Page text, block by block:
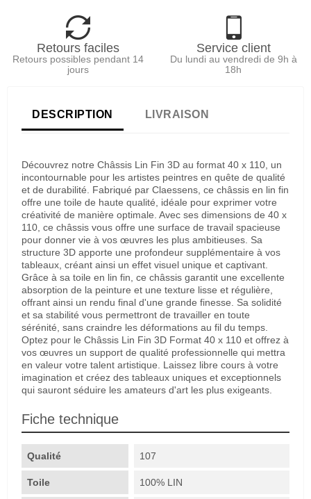
Retours faciles
Retours possibles pendant 14
jours
Service client
Du lundi au vendredi de 9h à
18h
DESCRIPTION LIVRAISON
Découvrez notre Châssis Lin Fin 3D au format 40 x 110, un
incontournable pour les artistes peintres en quête de qualité
et de durabilité. Fabriqué par Claessens, ce châssis en lin fin
offre une toile de haute qualité, idéale pour exprimer votre
créativité de manière optimale. Avec ses dimensions de 40 x
110, ce châssis vous offre une surface de travail spacieuse
pour donner vie à vos œuvres les plus ambitieuses. Sa
structure 3D apporte une profondeur supplémentaire à vos
tableaux, créant ainsi un effet visuel unique et captivant.
Grâce à sa toile en lin fin, ce châssis garantit une excellente
absorption de la peinture et une texture lisse et régulière,
offrant ainsi un rendu final d'une grande finesse. Sa solidité
et sa stabilité vous permettront de travailler en toute
sérénité, sans craindre les déformations au fil du temps.
Optez pour le Châssis Lin Fin 3D Format 40 x 110 et offrez à
vos œuvres un support de qualité professionnelle qui mettra
en valeur votre talent artistique. Laissez libre cours à votre
imagination et créez des tableaux uniques et exceptionnels
qui sauront séduire les amateurs d'art les plus exigeants.
Fiche technique
Qualité 107
Toile 100% LIN